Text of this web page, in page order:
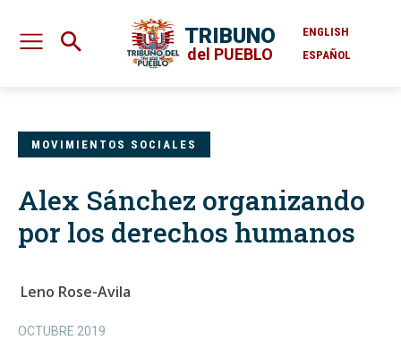
TRIBUNO
del PUEBLO
ENGLISH
ESPAÑOL
MOVIMIENTOS SOCIALES
Alex Sánchez organizando
por los derechos humanos
Leno Rose-Avila
OCTUBRE 2019